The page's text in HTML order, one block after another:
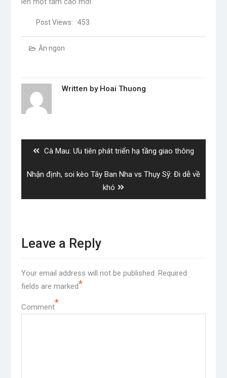
Post Views: 453
Ăn ngon
Written by Hoai Thuong
Previous
Cà Mau: Ưu tiên phát triển hạ tầng giao thông
Next
Nhận định, soi kèo Tây Ban Nha vs Thụy Sỹ: Đi dễ về
khó
Leave a Reply
Your email address will not be published. Required
fields are marked*
Comment*